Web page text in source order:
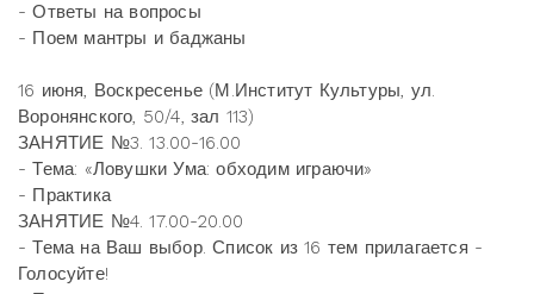
- Ответы на вопросы
- Поем мантры и баджаны
16 июня, Воскресенье (М.Институт Культуры, ул.
Воронянского, 50/4, зал 113)
ЗАНЯТИЕ №3. 13.00-16.00
- Тема: «Ловушки Ума: обходим играючи»
- Практика
ЗАНЯТИЕ №4. 17.00-20.00
- Тема на Ваш выбор. Список из 16 тем прилагается -
Голосуйте!